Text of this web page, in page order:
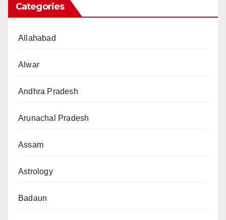
Categories
Allahabad
Alwar
Andhra Pradesh
Arunachal Pradesh
Assam
Astrology
Badaun